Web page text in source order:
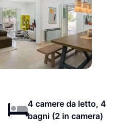
4 camere da letto, 4
bagni (2 in camera)